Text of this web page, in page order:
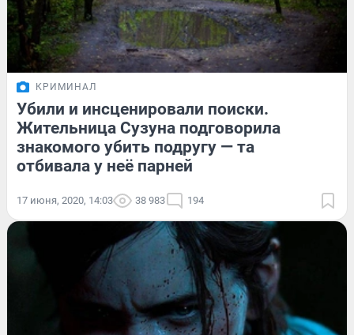
КРИМИНАЛ
Убили и инсценировали поиски.
Жительница Сузуна подговорила
знакомого убить подругу — та
отбивала у неё парней
17 июня, 2020, 14:03 38 983 194